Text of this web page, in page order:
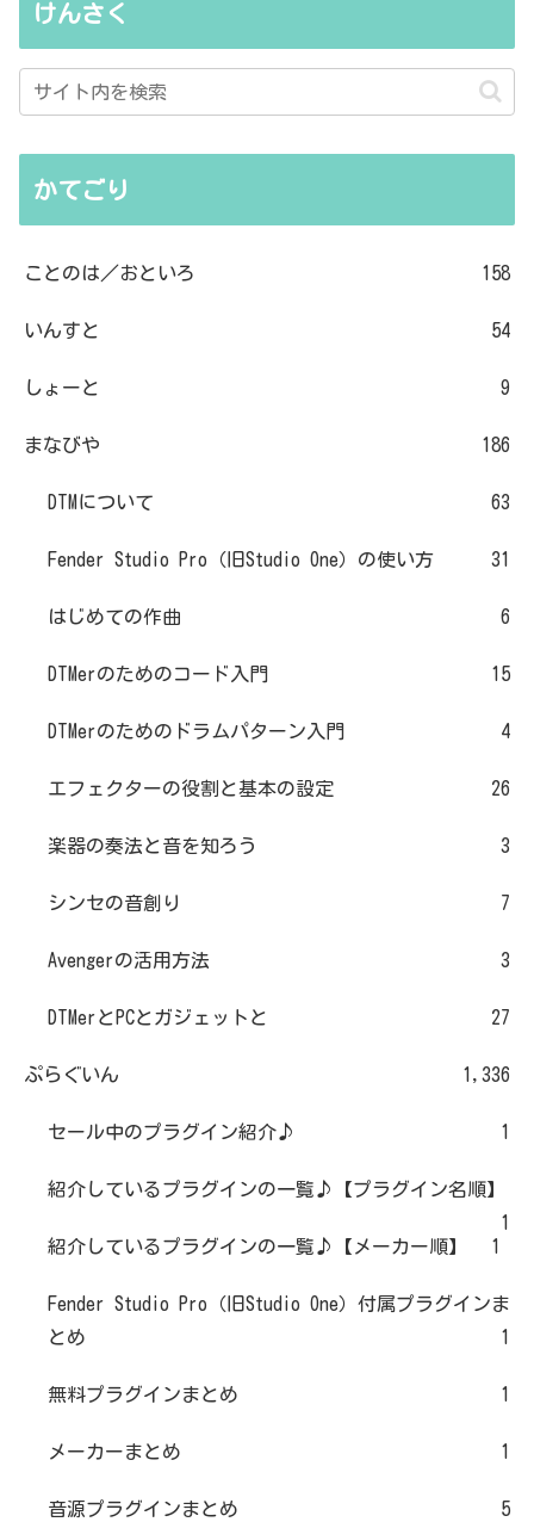
けんさく
かてごり
ことのは／おといろ 158
いんすと 54
しょーと 9
まなびや 186
DTMについて 63
Fender Studio Pro（旧Studio One）の使い方 31
はじめての作曲 6
DTMerのためのコード入門 15
DTMerのためのドラムパターン入門 4
エフェクターの役割と基本の設定 26
楽器の奏法と音を知ろう 3
シンセの音創り 7
Avengerの活用方法 3
DTMerとPCとガジェットと 27
ぷらぐいん 1,336
セール中のプラグイン紹介♪ 1
紹介しているプラグインの一覧♪【プラグイン名順】
1
紹介しているプラグインの一覧♪【メーカー順】
1
Fender Studio Pro（旧Studio One）付属プラグインま
とめ
1
無料プラグインまとめ 1
メーカーまとめ 1
音源プラグインまとめ 5